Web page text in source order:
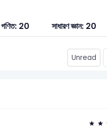
গণিত: 20 সাধারণ জ্ঞান: 20
Unread